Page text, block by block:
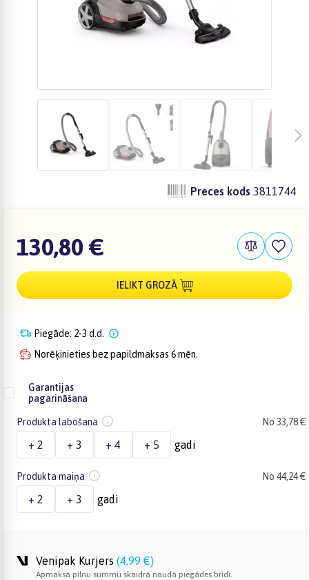
Preces kods 3811744
130,80 €
IELIKT GROZĀ
Piegāde: 2-3 d.d.
Norēķinieties bez papildmaksas 6 mēn.
Garantijas
pagarināšana
Produkta labošana No 33,78 €
+ 2 + 3 + 4 + 5 gadi
Produkta maiņa No 44,24 €
+ 2 + 3 gadi
Venipak Kurjers (4,99 €)
Apmaksā pilnu summu skaidrā naudā piegādes brīdī.